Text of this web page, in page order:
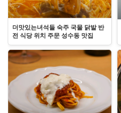
더맛있는녀석들 숙주 국물 닭발 반
전 식당 위치 주문 성수동 맛집